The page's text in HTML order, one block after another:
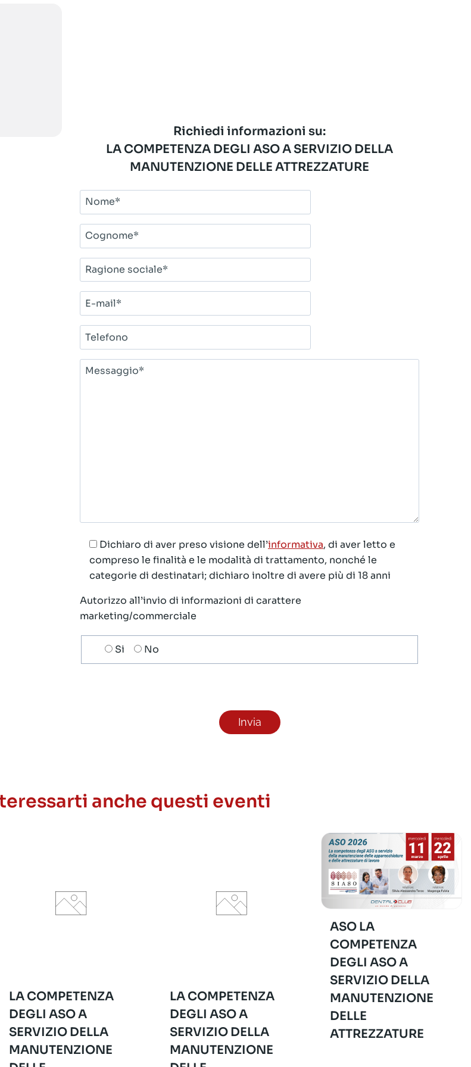
Richiedi informazioni su:
LA COMPETENZA DEGLI ASO A SERVIZIO DELLA
MANUTENZIONE DELLE ATTREZZATURE
Nome*
Cognome*
Ragione
sociale*
E-
mail*
Telefono
Messaggio*
Dichiaro di aver preso visione dell’informativa, di aver letto e
compreso le finalità e le modalità di trattamento, nonché le
categorie di destinatari; dichiaro inoltre di avere più di 18 anni
Autorizzo all’invio di informazioni di carattere
marketing/commerciale
Scelta
invio
Si No
anche questi eventi
LA COMPETENZA
DEGLI ASO A
SERVIZIO DELLA
MANUTENZIONE
LA COMPETENZA
DEGLI ASO A
SERVIZIO DELLA
MANUTENZIONE
ASO LA
COMPETENZA
DEGLI ASO A
SERVIZIO DELLA
MANUTENZIONE
DELLE
ATTREZZATURE